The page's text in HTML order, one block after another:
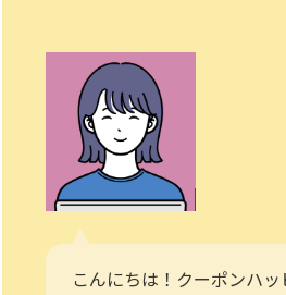
こんにちは！クーポンハッ